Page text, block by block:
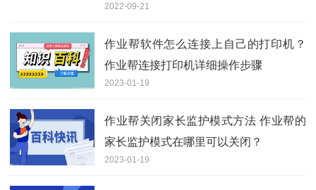
2022-09-21
作业帮软件怎么连接上自己的打印机？
作业帮连接打印机详细操作步骤
2023-01-19
作业帮关闭家长监护模式方法 作业帮的
家长监护模式在哪里可以关闭？
2023-01-19